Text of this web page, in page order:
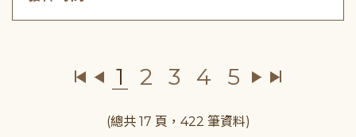
1 2 3 4 5
(總共 17 頁，422 筆資料)